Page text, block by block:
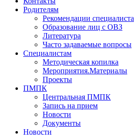
Родителям
Рекомендации специалиста
Образование лиц с ОВЗ
Литература
Часто задаваемые вопросы
Специалистам
Методическая копилка
Мероприятия.Материалы
Проекты
ПМПК
Центральная ПМПК
Запись на прием
Новости
Документы
Новости